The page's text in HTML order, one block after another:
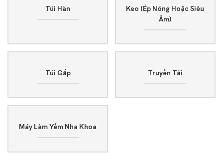
Túi Hàn
Keo (ép Nóng Hoặc Siêu
Âm)
Túi Gấp Truyền Tải
Máy Làm Yếm Nha Khoa